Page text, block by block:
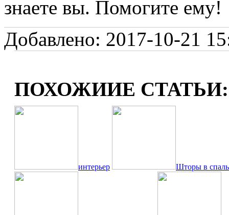
знаете вы. Помогите ему!
Добавлено: 2017-10-21
ПОХОЖИИЕ СТАТЬИ:
интерьер Шторы в